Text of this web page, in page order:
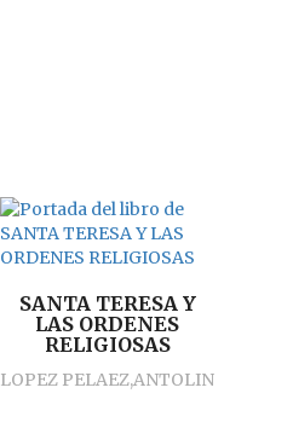
SANTA TERESA Y
LAS ORDENES
RELIGIOSAS
LOPEZ PELAEZ,ANTOLIN